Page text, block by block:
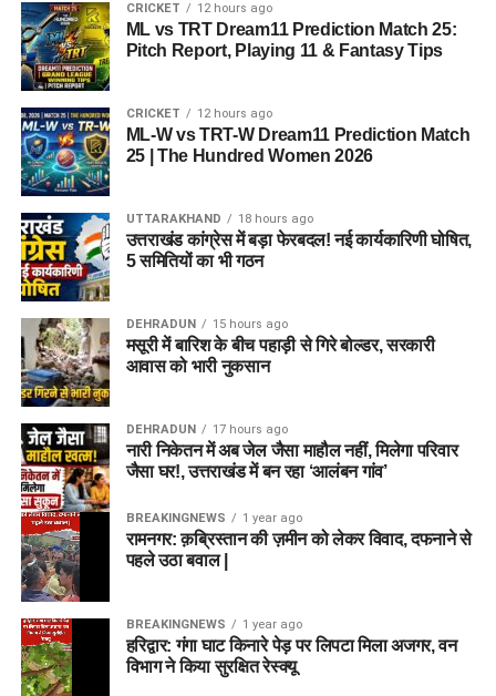
CRICKET 12 hours ago
ML vs TRT Dream11 Prediction Match 25:
Pitch Report, Playing 11 & Fantasy Tips
CRICKET 12 hours ago
ML-W vs TRT-W Dream11 Prediction Match
25 | The Hundred Women 2026
UTTARAKHAND 18 hours ago
उत्तराखंड कांग्रेस में बड़ा फेरबदल! नई कार्यकारिणी घोषित,
5 समितियों का भी गठन
DEHRADUN 15 hours ago
मसूरी में बारिश के बीच पहाड़ी से गिरे बोल्डर, सरकारी
आवास को भारी नुकसान
DEHRADUN 17 hours ago
नारी निकेतन में अब जेल जैसा माहौल नहीं, मिलेगा परिवार
जैसा घर!, उत्तराखंड में बन रहा ‘आलंबन गांव’
BREAKINGNEWS 1 year ago
रामनगर: क़ब्रिस्तान की ज़मीन को लेकर विवाद, दफनाने से
पहले उठा बवाल |
BREAKINGNEWS 1 year ago
हरिद्वार: गंगा घाट किनारे पेड़ पर लिपटा मिला अजगर, वन
विभाग ने किया सुरक्षित रेस्क्यू